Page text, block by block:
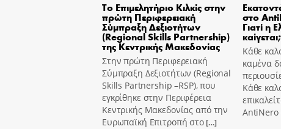
Το Επιμελητήριο Κιλκίς στην
πρώτη Περιφερειακή
Σύμπραξη Δεξιοτήτων
(Regional Skills Partnership)
της Κεντρικής Μακεδονίας
Στην πρώτη Περιφερειακή
Σύμπραξη Δεξιοτήτων (Regional
Skills Partnership –RSP), που
εγκρίθηκε στην Περιφέρεια
Κεντρικής Μακεδονίας από την
Ευρωπαϊκή Επιτροπή στο[…]
στο
Γιατί η
καίγεται;
Κάθε
καμένα
Κάθε
AntiNero